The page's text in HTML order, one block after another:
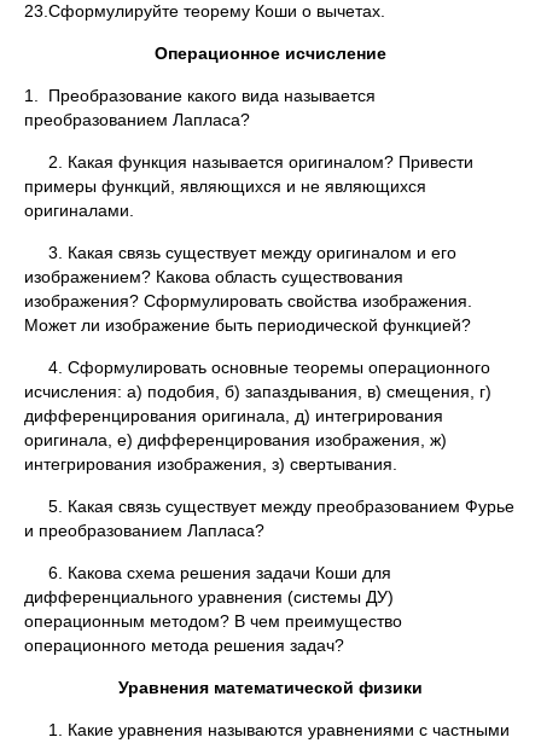
23.Сформулируйте теорему Коши о вычетах.
Операционное исчисление
1. Преобразование какого вида называется
преобразованием Лапласа?
2. Какая функция называется оригиналом? Привести
примеры функций, являющихся и не являющихся
оригиналами.
3. Какая связь существует между оригиналом и его
изображением? Какова область существования
изображения? Сформулировать свойства изображения.
Может ли изображение быть периодической функцией?
4. Сформулировать основные теоремы операционного
исчисления: а) подобия, б) запаздывания, в) смещения, г)
дифференцирования оригинала, д) интегрирования
оригинала, е) дифференцирования изображения, ж)
интегрирования изображения, з) свертывания.
5. Какая связь существует между преобразованием Фурье
и преобразованием Лапласа?
6. Какова схема решения задачи Коши для
дифференциального уравнения (системы ДУ)
операционным методом? В чем преимущество
операционного метода решения задач?
Уравнения математической физики
1. Какие уравнения называются уравнениями с частными